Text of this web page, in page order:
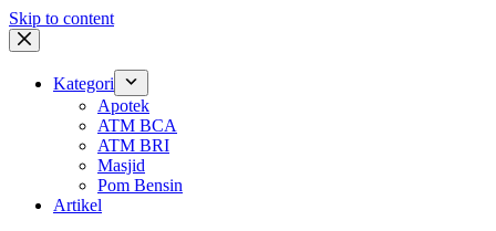
Skip to content
Kategori
Apotek
ATM BCA
ATM BRI
Masjid
Pom Bensin
Artikel